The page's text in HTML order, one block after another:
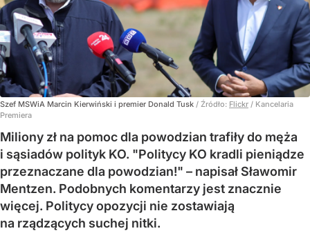
Szef MSWiA Marcin Kierwiński i premier Donald Tusk / Źródło: Flickr / Kancelaria
Premiera
Miliony zł na pomoc dla powodzian trafiły do męża
i sąsiadów polityk KO. "Politycy KO kradli pieniądze
przeznaczane dla powodzian!" – napisał Sławomir
Mentzen. Podobnych komentarzy jest znacznie
więcej. Politycy opozycji nie zostawiają
na rządzących suchej nitki.